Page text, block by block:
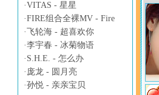
·VITAS - 星星
·FIRE组合全裸MV - Fire
· 飞轮海 - 超喜欢你
·李宇春 - 冰菊物语
· S.H.E. - 怎么办
· 庞龙 - 圆月亮
·孙悦 - 亲亲宝贝